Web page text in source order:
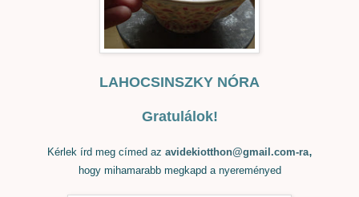
LAHOCSINSZKY NÓRA
Gratulálok!
Kérlek írd meg címed az avidekiotthon@gmail.com-ra,
hogy mihamarabb megkapd a nyereményed